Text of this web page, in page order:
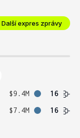
Další expres zprávy
$9.4M
16
$7.4M 16